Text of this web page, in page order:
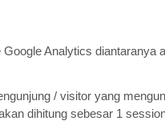
Analytics diantaranya
/ visitor yang
dihitung sebesar 1